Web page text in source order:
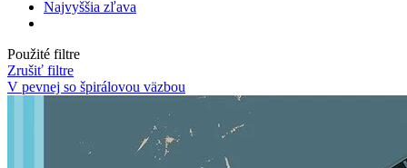
Najvyššia zľava
Použité filtre
Zrušiť filtre
V pevnej so špirálovou väzbou